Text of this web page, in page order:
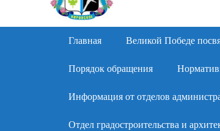
Primary Menu
Skip
content
Главная Великой Победе
Порядок обращения
Информация от отделов
Отдел градостроительства и